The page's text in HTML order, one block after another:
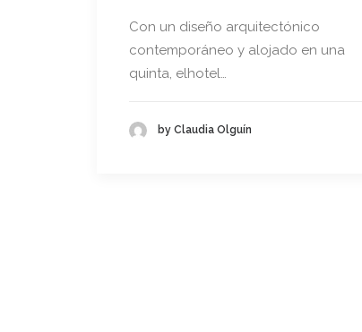
Con un diseño arquitectónico
contemporáneo y alojado en una
quinta, elhotel…
by Claudia Olguín